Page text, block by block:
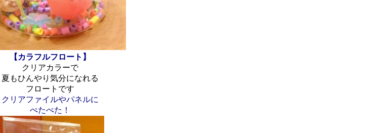
【カラフルフロート】
クリアカラーで
夏もひんやり気分になれる
フロートです
クリアファイルやパネルに
ぺたぺた！